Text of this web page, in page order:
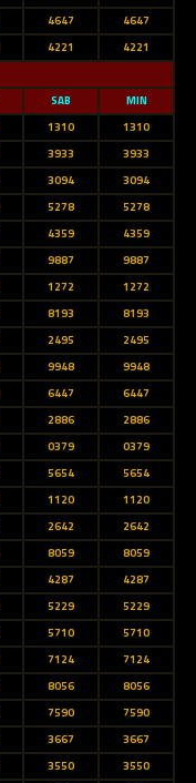
4647
4647
4221
4221
SAB
MIN
1310
1310
3933
3933
3094
3094
5278
5278
4359
4359
9887
9887
1272
1272
8193
8193
2495
2495
9948
9948
6447
6447
2886
2886
0379
0379
5654
5654
1120
1120
2642
2642
8059
8059
4287
4287
5229
5229
5710
5710
7124
7124
8056
8056
7590
7590
3667
3667
3550
3550